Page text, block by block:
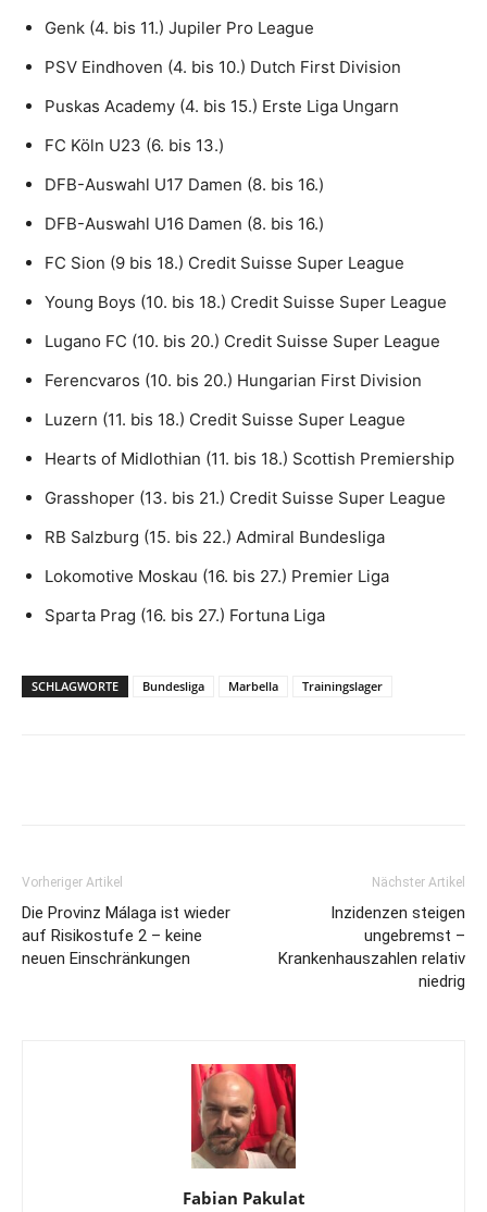
Genk (4. bis 11.) Jupiler Pro League
PSV Eindhoven (4. bis 10.) Dutch First Division
Puskas Academy (4. bis 15.) Erste Liga Ungarn
FC Köln U23 (6. bis 13.)
DFB-Auswahl U17 Damen (8. bis 16.)
DFB-Auswahl U16 Damen (8. bis 16.)
FC Sion (9 bis 18.) Credit Suisse Super League
Young Boys (10. bis 18.) Credit Suisse Super League
Lugano FC (10. bis 20.) Credit Suisse Super League
Ferencvaros (10. bis 20.) Hungarian First Division
Luzern (11. bis 18.) Credit Suisse Super League
Hearts of Midlothian (11. bis 18.) Scottish Premiership
Grasshoper (13. bis 21.) Credit Suisse Super League
RB Salzburg (15. bis 22.) Admiral Bundesliga
Lokomotive Moskau (16. bis 27.) Premier Liga
Sparta Prag (16. bis 27.) Fortuna Liga
SCHLAGWORTE Bundesliga Marbella Trainingslager
Vorheriger Artikel
Die Provinz Málaga ist wieder
auf Risikostufe 2 – keine
neuen Einschränkungen
Nächster Artikel
Inzidenzen steigen
ungebremst –
Krankenhauszahlen relativ
niedrig
Fabian Pakulat